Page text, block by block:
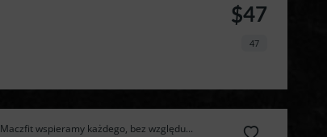
$47
47
wspieramy każdego, bez względu...